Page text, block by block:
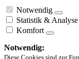
Notwendig
Statistik & Analyse
Komfort
Notwendig:
Diese Cookies sind zur